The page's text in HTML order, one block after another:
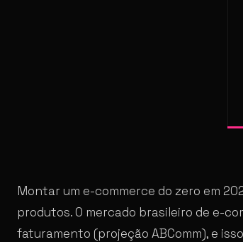
Montar um e-commerce do zero em
produtos. O mercado brasileiro de e-
faturamento (projeção ABComm), e